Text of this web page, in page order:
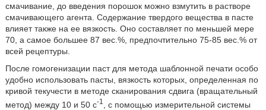
смачивание, до введения порошок можно взмутить в растворе
смачивающего агента. Содержание твердого вещества в пасте
влияет также на ее вязкость. Оно составляет по меньшей мере
70, а самое большее 87 вес.%, предпочтительно 75-85 вес.% от
всей рецептуры.
После гомогенизации паст для метода шаблонной печати особо
удобно использовать пасты, вязкость которых, определенная по
кривой текучести в методе сканирования сдвига (вращательный
метод) между 10 и 50 с-1
, с помощью измерительной системы